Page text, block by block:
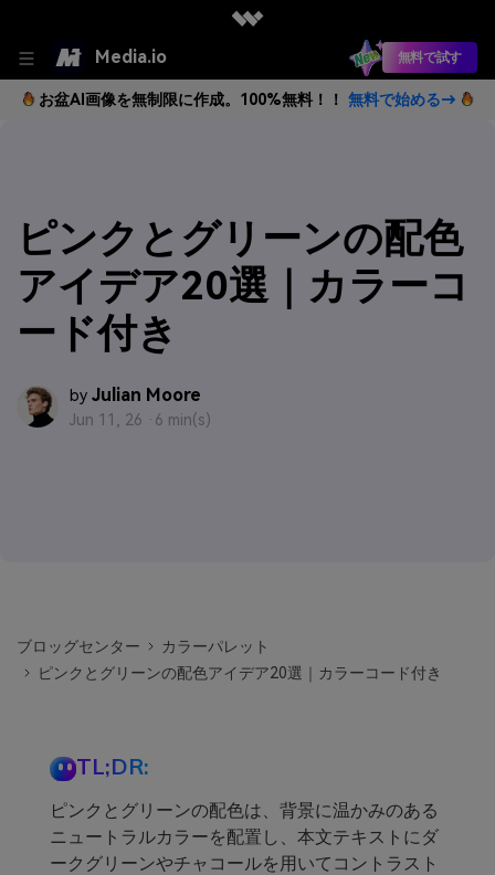
Media.io 無料で試す
お盆AI画像を無制限に作成。100%無料！！ 無料で始める→
ピンクとグリーンの配色
アイデア20選｜カラーコ
ード付き
by Julian Moore
Jun 11, 26 · 6 min(s)
ブロッグセンター
カラーパレット
ピンクとグリーンの配色アイデア20選｜カラーコード付き
TL;DR:
ピンクとグリーンの配色は、背景に温かみのある
ニュートラルカラーを配置し、本文テキストにダ
ークグリーンやチャコールを用いてコントラスト